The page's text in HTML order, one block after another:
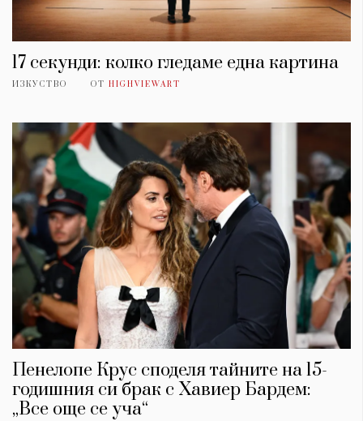
17 секунди: колко гледаме една картина
ИЗКУСТВО ОТ HIGHVIEWART
Пенелопе Крус споделя тайните на 15-
годишния си брак с Хавиер Бардем:
„Все още се уча“